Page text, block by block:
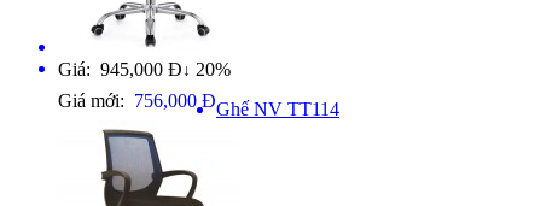
Giá: 945,000 Đ ↓ 20%
Giá mới: 756,000 ĐGhế NV TT114